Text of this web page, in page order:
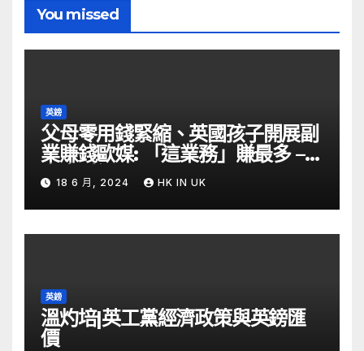
You missed
英鎊
父母零用錢緊縮、英國孩子開展副
業賺錢歐媒: 「這業務」賺最多 –
自由財經
18 6 月, 2024 HK IN UK
英鎊
溫灼培|英工黨經濟政策與英鎊匯
價